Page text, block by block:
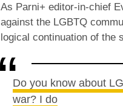
As Parni+ editor-in-chief
against the LGBTQ
logical continuation of the
Do you know about
war? I do